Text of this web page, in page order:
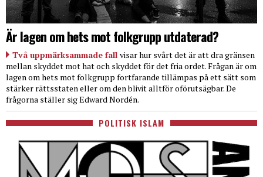
Är lagen om hets mot folkgrupp utdaterad?
Två uppmärksammade fall visar hur svårt det är att dra gränsen
mellan skyddet mot hat och skyddet för det fria ordet. Frågan är om
lagen om hets mot folkgrupp fortfarande tillämpas på ett sätt som
stärker rättsstaten eller om den blivit alltför oförutsägbar. De
frågorna ställer sig Edward Nordén.
POLITISK ISLAM